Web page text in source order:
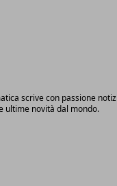
scrive con passione
ultime novità dal mondo.